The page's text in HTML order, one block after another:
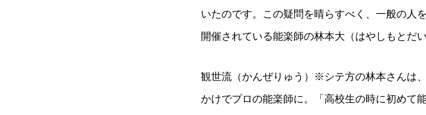
いたのです。この疑問を晴らすべく、一般の人
開催されている能楽師の林本大（はやしもとだ
観世流（かんぜりゅう）※シテ方の林本さんは
かけでプロの能楽師に。「高校生の時に初めて